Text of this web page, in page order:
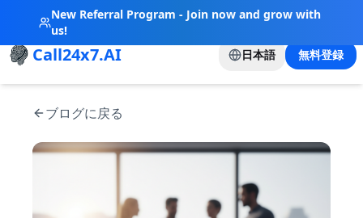
New Referral Program - Join now and grow with
us!
Call24x7.AI 日本語 無料登録
ブログに戻る